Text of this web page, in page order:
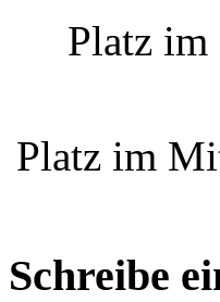
Platz
Platz im
Schreibe